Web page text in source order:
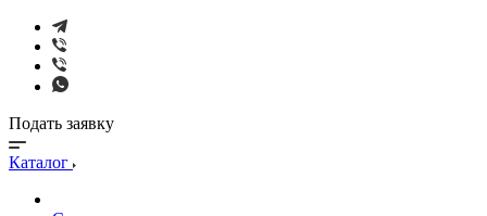
Подать заявку
Каталог